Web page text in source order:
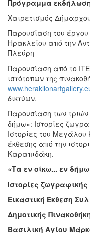
Πρόγραμμα
Χαιρετισμός
Παρουσίαση του έργου
Ηρακλείου από την
Πλεύρη
Παρουσίαση από το
ιστότοπων της
δικτύων.
Παρουσίαση των
δήμω»: Ιστορίες
Ιστορίες του Μεγάλου
έκθεσης από την
Καραπιδάκη.
«Τα εν οίκω... εν
Ιστορίες ζωγραφικής
Εικαστική Έκθεση
Δημοτικής
Βασιλική Αγίου